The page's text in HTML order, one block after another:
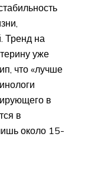
Тренд на
уже
что «лучше
в
в
около 15-